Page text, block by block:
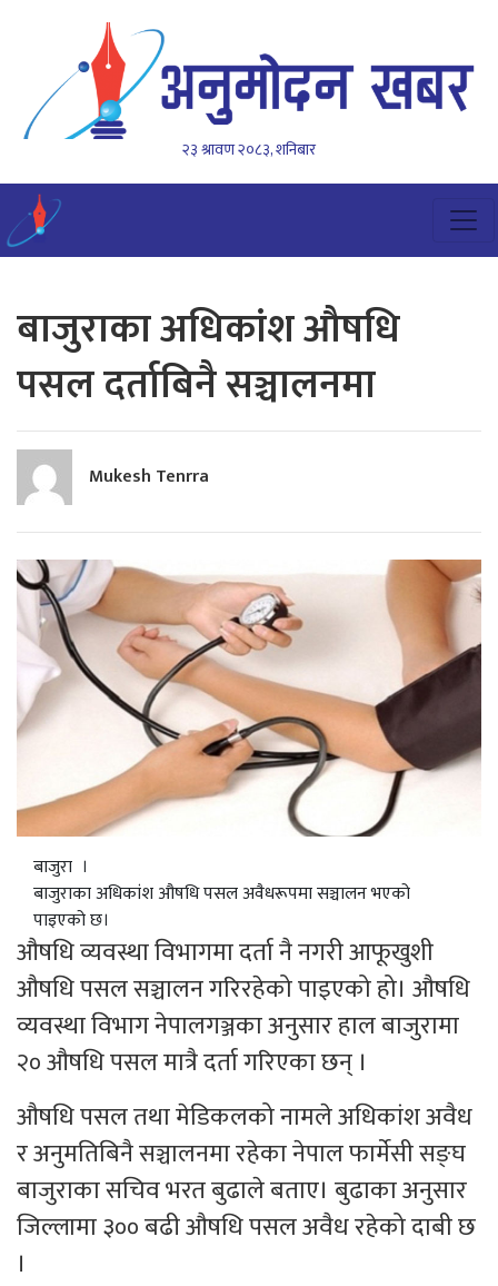
२३ श्रावण २०८३, शनिबार
बाजुराका अधिकांश औषधि
पसल दर्ताबिनै सञ्चालनमा
Mukesh Tenrra
बाजुरा ।
बाजुराका अधिकांश औषधि पसल अवैधरूपमा सञ्चालन भएको
पाइएको छ।
औषधि व्यवस्था विभागमा दर्ता नै नगरी आफूखुशी
औषधि पसल सञ्चालन गरिरहेको पाइएको हो। औषधि
व्यवस्था विभाग नेपालगञ्जका अनुसार हाल बाजुरामा
२० औषधि पसल मात्रै दर्ता गरिएका छन् ।
औषधि पसल तथा मेडिकलको नामले अधिकांश अवैध
र अनुमतिबिनै सञ्चालनमा रहेका नेपाल फार्मेसी सङ्घ
बाजुराका सचिव भरत बुढाले बताए। बुढाका अनुसार
जिल्लामा ३०० बढी औषधि पसल अवैध रहेको दाबी छ
।